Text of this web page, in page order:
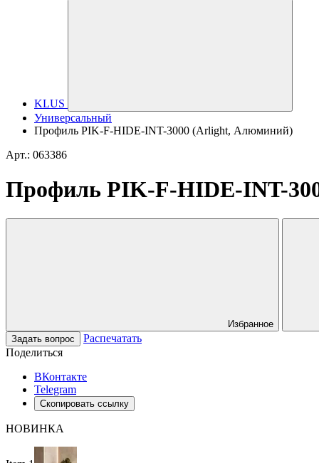
KLUS
Универсальный
Профиль PIK-F-HIDE-INT-3000 (Arlight, Алюминий)
Арт.: 063386
Профиль PIK-F-HIDE-INT-
Избранное
Задать вопрос
Распечатать
Поделиться
ВКонтакте
Telegram
Скопировать ссылку
НОВИНКА